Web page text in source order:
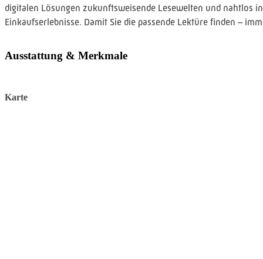
digitalen Lösungen zukunftsweisende Lesewelten und nahtlos
Einkaufserlebnisse. Damit Sie die passende Lektüre finden –
Ausstattung & Merkmale
Karte